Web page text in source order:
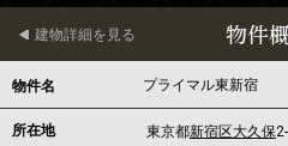
物件
建物詳細を見る
物件名 プライマル東新宿
所在地 東京都新宿区大久保